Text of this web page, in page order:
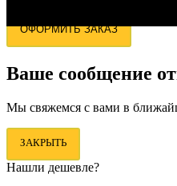
ОФОРМИТЬ ЗАКАЗ
Ваше сообщение
Мы свяжемся с вами в
ЗАКРЫТЬ
Нашли дешевле?